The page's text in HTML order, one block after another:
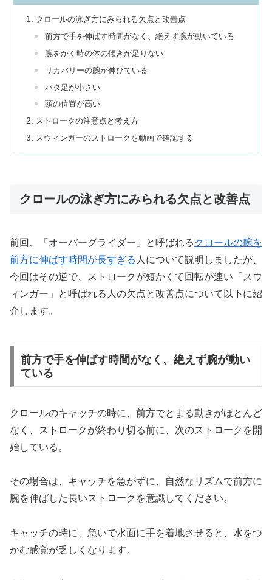
クロールの泳ぎ方にみられる欠点と改善点
前方で手を伸ばす時間がなく、絶えず腕が動いている
腕をかく時の体の傾きが足りない
リカバリーの腕が伸びている
バタ足が小さい
頭の位置が高い
ストロークの注意点と考え方
スウィンガーのストロークを動画で確認する
クロールの泳ぎ方にみられる欠点と改善点
前回、「オーバーグライダー」と呼ばれる クロールの腕を
前方に伸ばす時間が長すぎる 人について説明しましたが、
今回はその逆で、ストロークが短かくて回転が速い「スウ
ィンガー」と呼ばれる人の欠点と改善点について以下に紹
介します。
前方で手を伸ばす時間がなく、絶えず腕が動い
ている
クロールのキャッチの時に、前方でとまる動きがほとんど
なく、ストロークが終わり切る前に、次のストロークを開
始している。
その場合は、キャッチを急がずに、自然なリズムで前方に
腕を伸ばした長いストロークを意識してください。
キャッチの時に、急いで水面に手を着地させると、水をつ
かむ感覚が乏しくなります。